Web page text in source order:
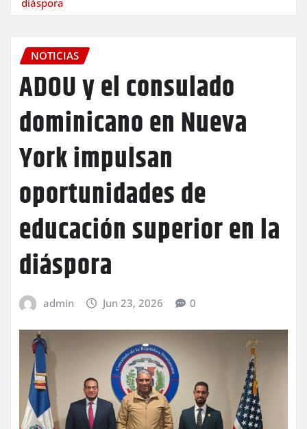
NOTICIAS
ADOU y el consulado
dominicano en Nueva
York impulsan
oportunidades de
educación superior en la
diáspora
admin Jun 23, 2026 0